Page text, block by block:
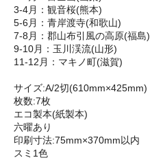
3-4月：観音桜(熊本)
5-6月：青岸渡寺(和歌山)
7-8月：郡山布引風の高原(福島)
9-10月：玉川渓流(山形)
11-12月：マキノ町(滋賀)
サイズ:A/2切(610mm×425mm)
枚数:7枚
エコ製本(紙製本)
六曜あり
印刷寸法:75mm×370mm以内
スミ1色